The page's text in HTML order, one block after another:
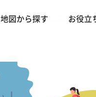
地図から探す お役立
バンコクの不動産